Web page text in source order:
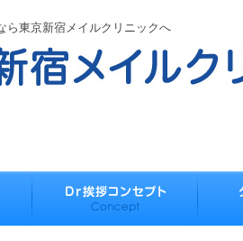
ら東京新宿メイルクリニックへ